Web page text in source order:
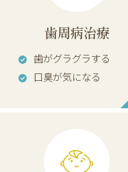
歯周病治療
歯がグラグラする
口臭が気になる